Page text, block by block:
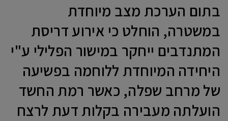
בתום הערכת מצב מיוחדת
במשטרה, הוחלט כי אירוע דריסת
המתנדבים ייחקר במישור הפלילי ע"י
היחידה המיוחדת ללוחמה בפשיעה
של מרחב שפלה, כאשר רמת החשד
הועלתה מעבירה בקלות דעת לרצח